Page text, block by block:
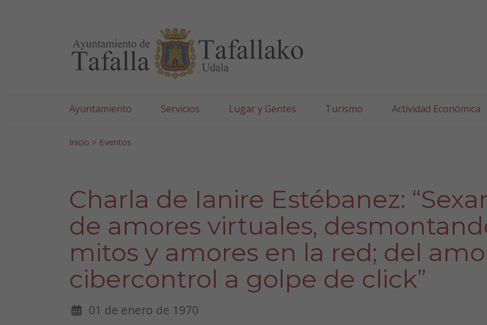
Ayuntamiento Servicios Lugar y Gentes Turismo Actividad Económica
Inicio > Eventos
Charla de Ianire Estébanez:
de amores virtuales,
mitos y amores en la red; del
cibercontrol a golpe de click”
01 de enero de 1970